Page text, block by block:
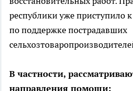
республики уже приступило
по поддержке пострадавших
В частности,
направления помощи: